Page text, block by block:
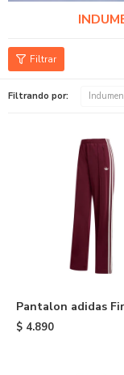
Filtrando por:
Pantalon adidas
Maroon
$ 4.890